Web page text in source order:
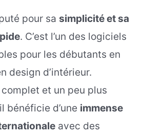
pour sa simplicité et sa
. C’est l’un des logiciels
pour les débutants en
design d’intérieur.
et un peu plus
bénéficie d’une immense
avec des